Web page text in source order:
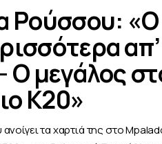
Ρούσσου:
Ο μεγάλος
Κ20»
τα χαρτιά της στο